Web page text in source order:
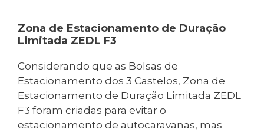
Zona de Estacionamento de Duração
Limitada ZEDL F3
Considerando que as Bolsas de
Estacionamento dos 3 Castelos, Zona de
Estacionamento de Duração Limitada ZEDL
F3 foram criadas para evitar o
estacionamento de autocaravanas, mas